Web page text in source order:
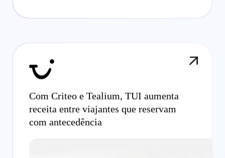
Com Criteo e Tealium, TUI aumenta
receita entre viajantes que reservam
com antecedência